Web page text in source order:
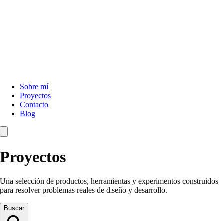
Sobre mí
Proyectos
Contacto
Blog
Proyectos
Una selección de productos, herramientas y experimentos construidos
para resolver problemas reales de diseño y desarrollo.
Buscar